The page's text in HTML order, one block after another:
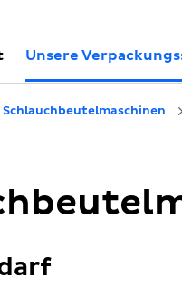
Unsere